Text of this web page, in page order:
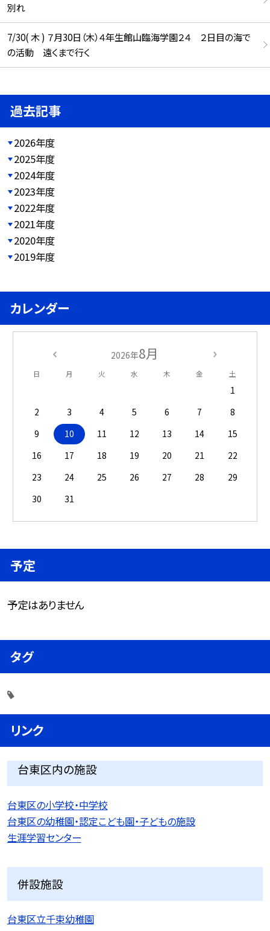
別れ
7/30( 木 ) ７月30日（木）４年生館山臨海学園２４ ２日目の海で
の活動 遠くまで行く
過去記事
2026年度
2025年度
2024年度
2023年度
2022年度
2021年度
2020年度
2019年度
カレンダー
2026年8月
日 月 火 水 木 金 土
1
2
3 4 5 6 7
8
9
10 11 12 13 14
15
16
17 18 19 20 21
22
23
24 25 26 27 28
29
30
31
予定
予定はありません
タグ
リンク
台東区内の施設
台東区の小学校・中学校
台東区の幼稚園・認定こども園・子どもの施設
生涯学習センター
併設施設
台東区立千束幼稚園